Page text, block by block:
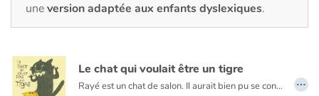
Contes d'ici et d'ailleurs
uneversion adaptée aux enfants dyslexiques.
Le chat qui voulait être un tigre
Rayé est un chat de salon. Il aurait bien pu se contenter de passer des journées tranquilles auprès de son maître. Mais le petit félin rêve d'une vie sauvage et surtout d'être couronné Roi de la jungle. À la maison, Rayé s'imagine en forêt : il bondit, s'accroche au divan et aux rideaux, éprouvant durement la patience de son maître. Un jour, le brave homme en a assez et prend une décision qui changera à tout jamais leur vie. …